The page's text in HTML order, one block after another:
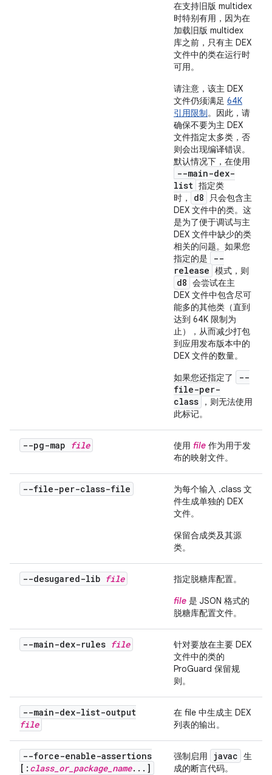
在支持旧版 multidex
时特别有用，因为在
加载旧版 multidex
库之前，只有主 DEX
文件中的类在运行时
可用。
请注意，该主 DEX
文件仍须满足 64K
引用限制。因此，请
确保不要为主 DEX
文件指定太多类，否
则会出现编译错误。
默认情况下，在使用
--main-dex-
list 指定类
时，
d8
只会包含主
DEX 文件中的类。这
是为了便于调试与主
DEX 文件中缺少的类
相关的问题。如果您
指定的是
--
release 模式，则
d8 会尝试在主
DEX 文件中包含尽可
能多的其他类（直到
达到 64K 限制为
止），从而减少打包
到应用发布版本中的
DEX 文件的数量。
如果您还指定了
--
file-per-
class
，则无法使用
此标记。
--pg-map file 使用 file 作为用于发
布的映射文件。
--file-per-class-file
为每个输入 .class 文
件生成单独的 DEX
文件。
保留合成类及其源
类。
--desugared-lib file
指定脱糖库配置。
file 是 JSON 格式的
脱糖库配置文件。
--main-dex-rules file
针对要放在主要 DEX
文件中的类的
ProGuard 保留规
则。
--main-dex-list-output
file
在 file 中生成主 DEX
列表的输出。
--force-enable-assertions
[: class_or_package_name...]
强制启用 javac 生
成的断言代码。